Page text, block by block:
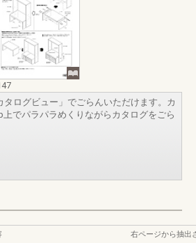
タログビュー」でごらんいただけます。カ
でパラパラめくりながらカタログをごら
右ページから抽出